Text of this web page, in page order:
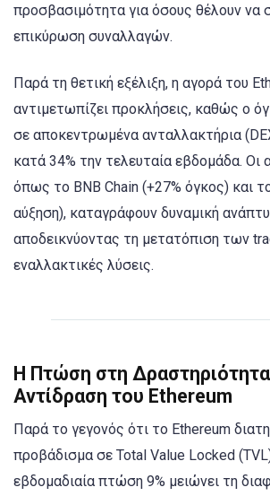
προσβασιμότητα για όσους θέλουν να
επικύρωση συναλλαγών.
Παρά τη θετική εξέλιξη, η αγορά του
αντιμετωπίζει προκλήσεις, καθώς ο
σε αποκεντρωμένα ανταλλακτήρια
κατά 34% την τελευταία εβδομάδα. Οι
όπως το BNB Chain (+27% όγκος) και
αύξηση), καταγράφουν δυναμική
αποδεικνύοντας τη μετατόπιση των
εναλλακτικές λύσεις.
Η Πτώση στη Δραστηριότητα
Αντίδραση του Ethereum
Παρά το γεγονός ότι το Ethereum
προβάδισμα σε Total Value Locked
εβδομαδιαία πτώση 9% μειώνει τη